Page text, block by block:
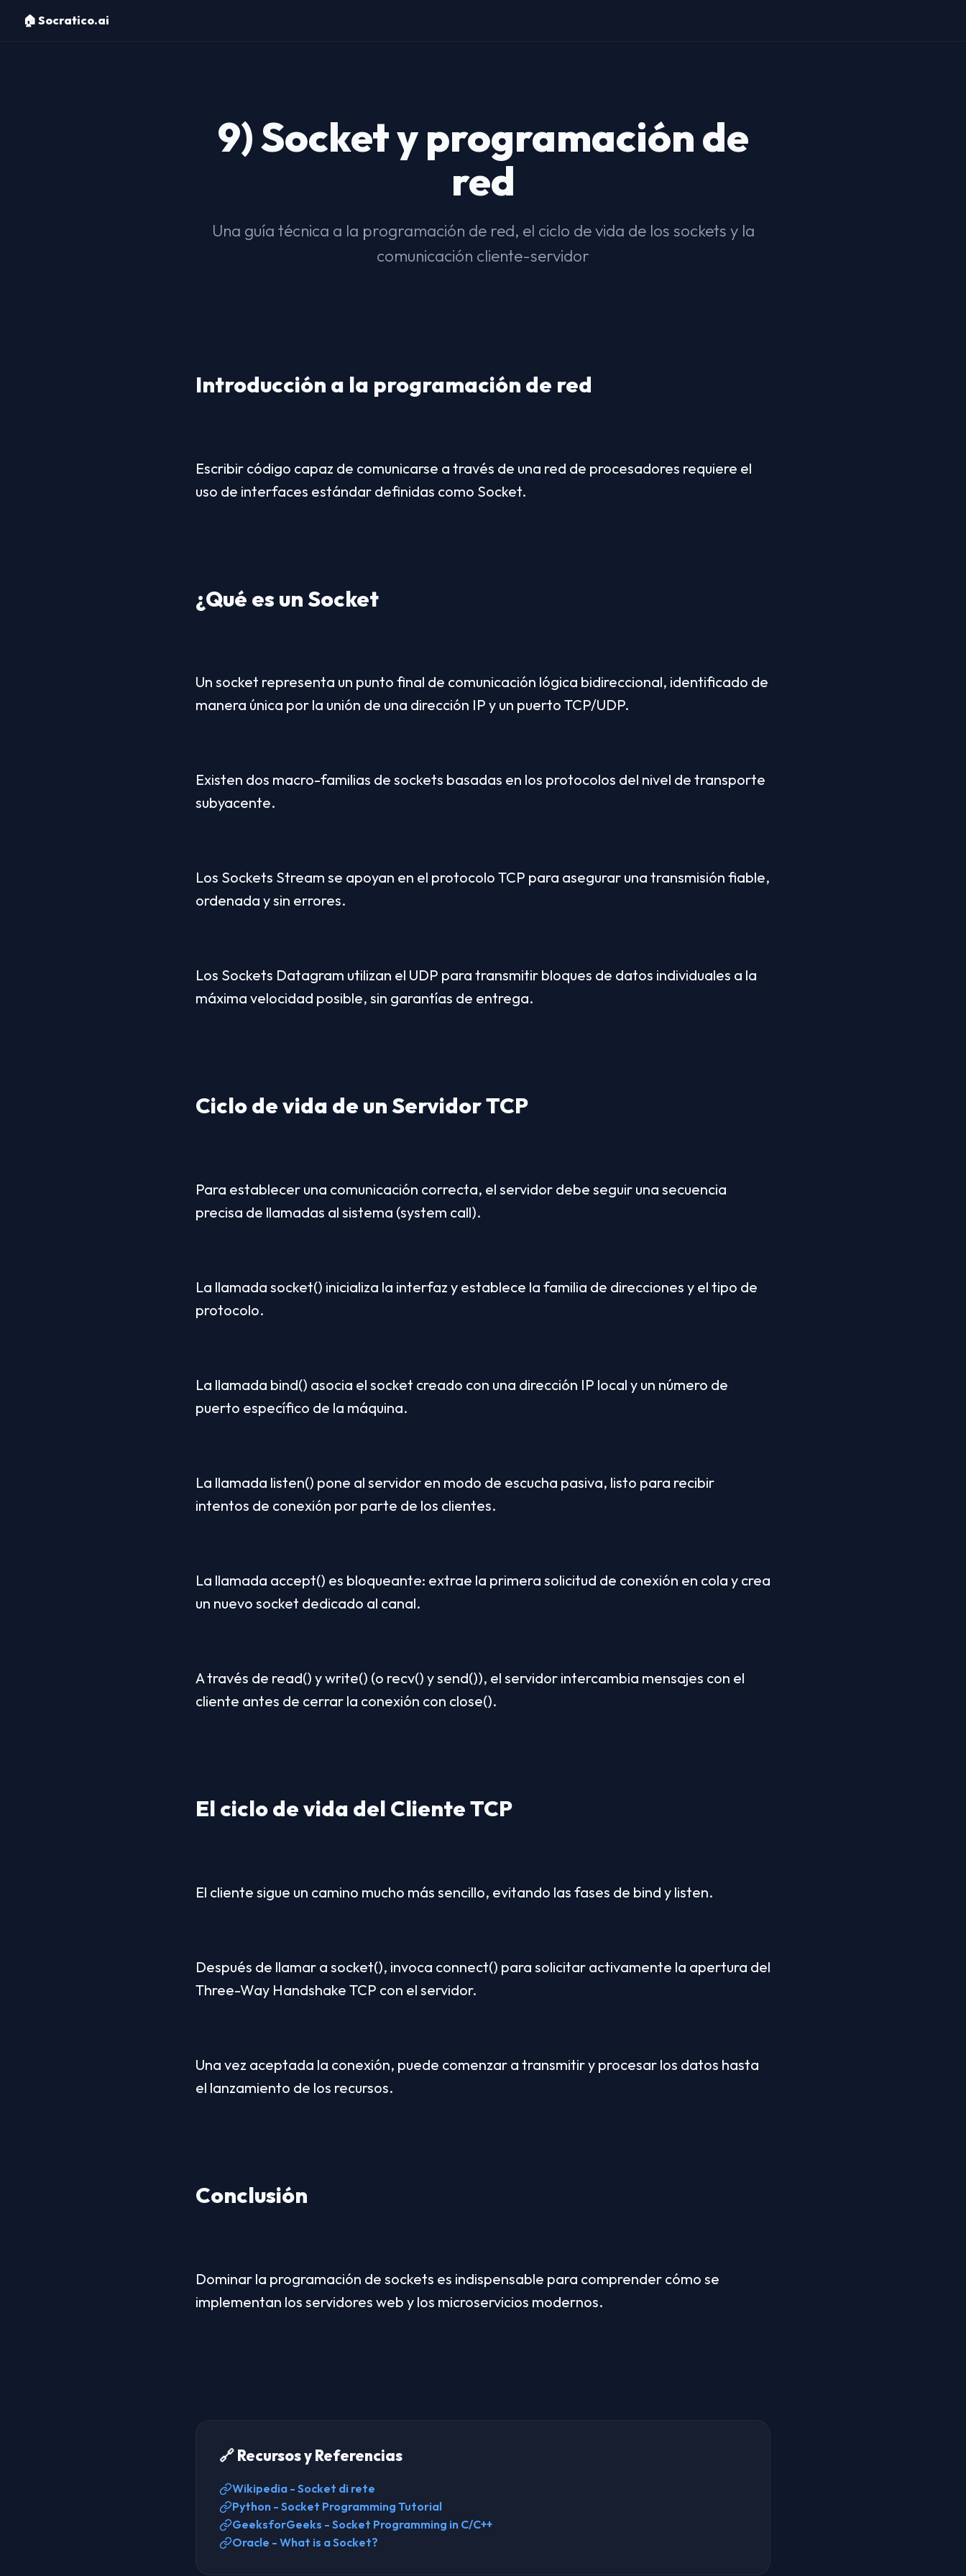
🏠 Socratico.ai
9) Socket y programación de
red
Una guía técnica a la programación de red, el ciclo de vida de los sockets y la
comunicación cliente-servidor
Introducción a la programación de red
Escribir código capaz de comunicarse a través de una red de procesadores requiere el
uso de interfaces estándar definidas como Socket.
¿Qué es un Socket
Un socket representa un punto final de comunicación lógica bidireccional, identificado de
manera única por la unión de una dirección IP y un puerto TCP/UDP.
Existen dos macro-familias de sockets basadas en los protocolos del nivel de transporte
subyacente.
Los Sockets Stream se apoyan en el protocolo TCP para asegurar una transmisión fiable,
ordenada y sin errores.
Los Sockets Datagram utilizan el UDP para transmitir bloques de datos individuales a la
máxima velocidad posible, sin garantías de entrega.
Ciclo de vida de un Servidor TCP
Para establecer una comunicación correcta, el servidor debe seguir una secuencia
precisa de llamadas al sistema (system call).
La llamada socket() inicializa la interfaz y establece la familia de direcciones y el tipo de
protocolo.
La llamada bind() asocia el socket creado con una dirección IP local y un número de
puerto específico de la máquina.
La llamada listen() pone al servidor en modo de escucha pasiva, listo para recibir
intentos de conexión por parte de los clientes.
La llamada accept() es bloqueante: extrae la primera solicitud de conexión en cola y crea
un nuevo socket dedicado al canal.
A través de read() y write() (o recv() y send()), el servidor intercambia mensajes con el
cliente antes de cerrar la conexión con close().
El ciclo de vida del Cliente TCP
El cliente sigue un camino mucho más sencillo, evitando las fases de bind y listen.
Después de llamar a socket(), invoca connect() para solicitar activamente la apertura del
Three-Way Handshake TCP con el servidor.
Una vez aceptada la conexión, puede comenzar a transmitir y procesar los datos hasta
el lanzamiento de los recursos.
Conclusión
Dominar la programación de sockets es indispensable para comprender cómo se
implementan los servidores web y los microservicios modernos.
🔗 Recursos y Referencias
Wikipedia - Socket di rete
Python - Socket Programming Tutorial
GeeksforGeeks - Socket Programming in C/C++
Oracle - What is a Socket?